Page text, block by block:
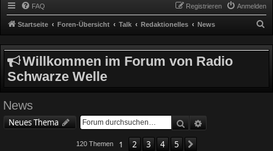
MEN
U
FAQ Anmelden
Registrieren
Startseite Foren-Übersicht Talk Redaktionelles News
c
Willkommen im Forum von Radio
Schwarze Welle
News
Neues Thema Suche
120 Themen 1 2 3 4 5